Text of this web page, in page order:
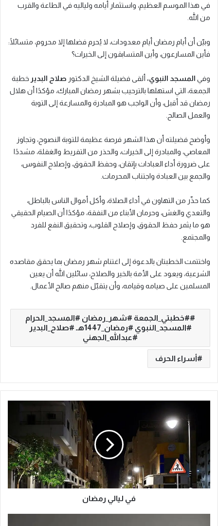
في هذا الموسم العظيم، واستثمار أيامه ولياليه في الطاعة والقرب
من الله.
وبيّن أن أيام رمضان أيام معدودات، لا يُحرم فضلها إلا محروم، متسائلًا:
فأين المسارعون، وأين المتسابقون إلى الخيرات؟
وفي المسجد النبوي، ألقى فضيلة الشيخ الدكتور صلاح البدير خطبة
الجمعة، التي استهلها بالترحيب بشهر رمضان المبارك، مؤكدًا أن هلال
رمضان قد أقبل، وأن الواجب هو المبادرة والمسارعة إلى التوبة
والعمل الصالح.
وأوضح فضيلته أن هذا الشهر فرصة عظيمة للتوبة النصوح، وتجاوز
المعاصي، والمبادرة إلى الخيرات، والحذر من التفريط والغفلة، مشددًا
على ضرورة أداء العبادات بإتقان، وحفظ الحقوق، وإصلاح النفوس،
والجمع بين العبادة واجتناب المحرمات.
كما حذّر من التهاون في أداء الصلاة، وأكل أموال الناس بالباطل،
والتعدي والغش، وحرمان الأبناء من النفقة، مؤكدًا أن الصيام الحقيقي
هو ما يثمر حفظ الحقوق، وإصلاح القلوب، وتحقيق النفع للفرد
والمجتمع.
واختتمت الخطبتان بالدعوة إلى اغتنام شهر رمضان بما يحقق مقاصده
الشرعية، ويعود على الأمة بالخير والصلاح، سائلين الله أن يعين
المسلمين على صيامه وقيامه، وأن يتقبّل منهم صالح الأعمال.
#خطبتي_الجمعة #شهر_رمضان #المسجد_الحرام
#المسجد_النبوي #رمضان_1447هـ #صلاح_البدير
#عبدالله_الجهني
أسراء الحرف
ر
م
في ليالي رمضان